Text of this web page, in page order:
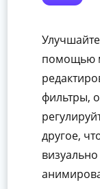
помощью
фильтры,
другое,